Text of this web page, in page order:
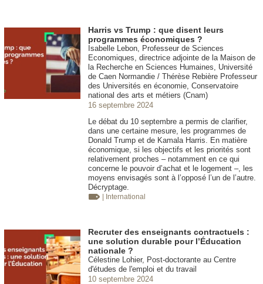
Harris vs Trump : que disent leurs
programmes économiques ?
Isabelle Lebon, Professeur de Sciences
Economiques, directrice adjointe de la Maison de
la Recherche en Sciences Humaines, Université
de Caen Normandie / Thérèse Rebière Professeur
des Universités en économie, Conservatoire
national des arts et métiers (Cnam)
16 septembre 2024
Le débat du 10 septembre a permis de clarifier,
dans une certaine mesure, les programmes de
Donald Trump et de Kamala Harris. En matière
économique, si les objectifs et les priorités sont
relativement proches – notamment en ce qui
concerne le pouvoir d’achat et le logement –, les
moyens envisagés sont à l’opposé l’un de l’autre.
Décryptage.
| International
Recruter des enseignants contractuels :
une solution durable pour l’Éducation
nationale ?
Célestine Lohier, Post-doctorante au Centre
d'études de l'emploi et du travail
10 septembre 2024